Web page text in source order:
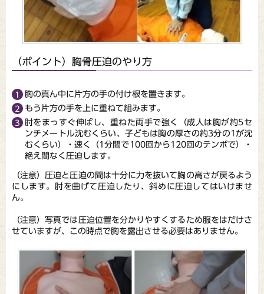
（ポイント）胸骨圧迫のやり方
胸の真ん中に片方の手の付け根を置きます。
もう片方の手を上に重ねて組みます。
肘をまっすぐ伸ばし、重ねた両手で強く（成人は胸が約5セ
ンチメートル沈むくらい、子どもは胸の厚さの約3分の1が沈
むくらい）・速く（1分間で100回から120回のテンポで）・
絶え間なく圧迫します。
（注意）圧迫と圧迫の間は十分に力を抜いて胸の高さが戻るよう
にします。肘を曲げて圧迫したり、斜めに圧迫してはいけませ
ん。
（注意）写真では圧迫位置を分かりやすくするため服をはだけさ
せていますが、この時点で胸を露出させる必要はありません。